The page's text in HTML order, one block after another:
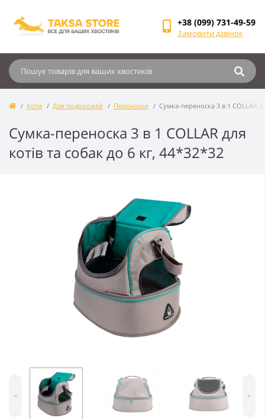
+38 (099) 731-49-59
Замовити дзвінок
Коти Для подорожей Переноски Сумка-переноска 3 в 1 COLLAR
Сумка-переноска 3 в 1 COLLAR для
котів та собак до 6 кг, 44*32*32
< >